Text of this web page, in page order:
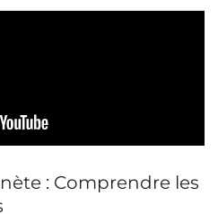
: Comprendre les